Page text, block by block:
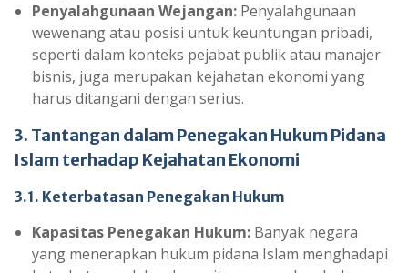
Penyalahgunaan Wejangan: Penyalahgunaan
wewenang atau posisi untuk keuntungan pribadi,
seperti dalam konteks pejabat publik atau manajer
bisnis, juga merupakan kejahatan ekonomi yang
harus ditangani dengan serius.
3. Tantangan dalam Penegakan Hukum Pidana
Islam terhadap Kejahatan Ekonomi
3.1. Keterbatasan Penegakan Hukum
Kapasitas Penegakan Hukum: Banyak negara
yang menerapkan hukum pidana Islam menghadapi